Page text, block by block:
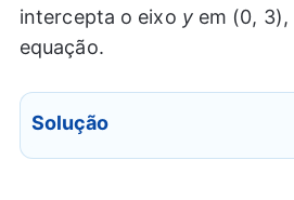
intercepta o eixo yem (0, 3),
equação.
Solução